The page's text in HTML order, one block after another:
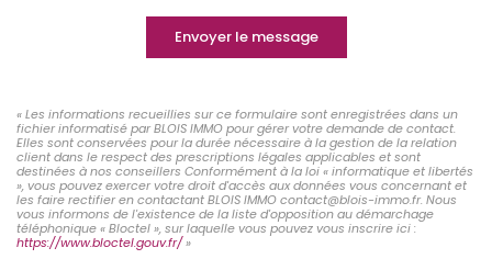
Envoyer le message
« Les informations recueillies sur ce formulaire sont enregistrées dans un
fichier informatisé par BLOIS IMMO pour gérer votre demande de contact.
Elles sont conservées pour la durée nécessaire à la gestion de la relation
client dans le respect des prescriptions légales applicables et sont
destinées à nos conseillers Conformément à la loi « informatique et libertés
», vous pouvez exercer votre droit d'accès aux données vous concernant et
les faire rectifier en contactant BLOIS IMMO contact@blois-immo.fr. Nous
vous informons de l'existence de la liste d'opposition au démarchage
téléphonique « Bloctel », sur laquelle vous pouvez vous inscrire ici :
https://www.bloctel.gouv.fr/»